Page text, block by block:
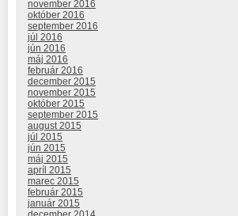
november 2016
október 2016
september 2016
júl 2016
jún 2016
máj 2016
február 2016
december 2015
november 2015
október 2015
september 2015
august 2015
júl 2015
jún 2015
máj 2015
apríl 2015
marec 2015
február 2015
január 2015